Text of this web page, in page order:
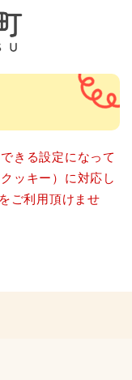
へ
きる設定になって
ッキー）に対応し
ご利用頂けませ